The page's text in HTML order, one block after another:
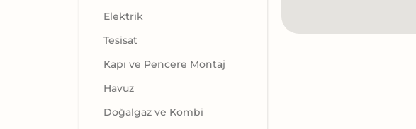
Elektrik
Tesisat
Kapı ve Pencere Montaj
Havuz
Doğalgaz ve Kombi